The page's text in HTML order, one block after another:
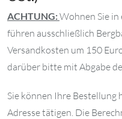
ACHTUNG:Wohnen Sie
führen ausschließlich
Versandkosten um 150
darüber bitte mit Abgabe
Sie können Ihre Bestellung
Adresse tätigen. Die